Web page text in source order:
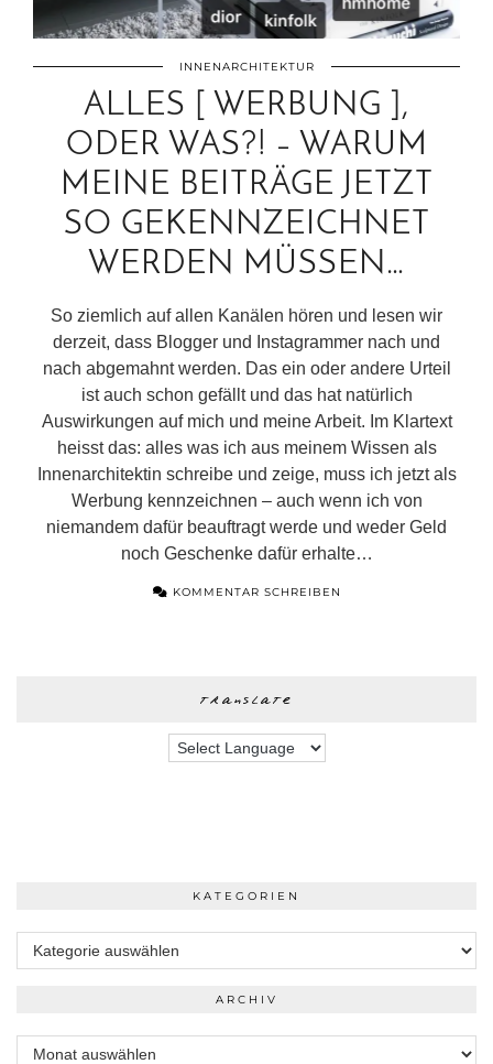
INNENARCHITEKTUR
ALLES [ WERBUNG ],
ODER WAS?! – WARUM
MEINE BEITRÄGE JETZT
SO GEKENNZEICHNET
WERDEN MÜSSEN…
So ziemlich auf allen Kanälen hören und lesen wir
derzeit, dass Blogger und Instagrammer nach und
nach abgemahnt werden. Das ein oder andere Urteil
ist auch schon gefällt und das hat natürlich
Auswirkungen auf mich und meine Arbeit. Im Klartext
heisst das: alles was ich aus meinem Wissen als
Innenarchitektin schreibe und zeige, muss ich jetzt als
Werbung kennzeichnen – auch wenn ich von
niemandem dafür beauftragt werde und weder Geld
noch Geschenke dafür erhalte…
KOMMENTAR SCHREIBEN
translate
KATEGORIEN
Kategorien
ARCHIV
Archiv